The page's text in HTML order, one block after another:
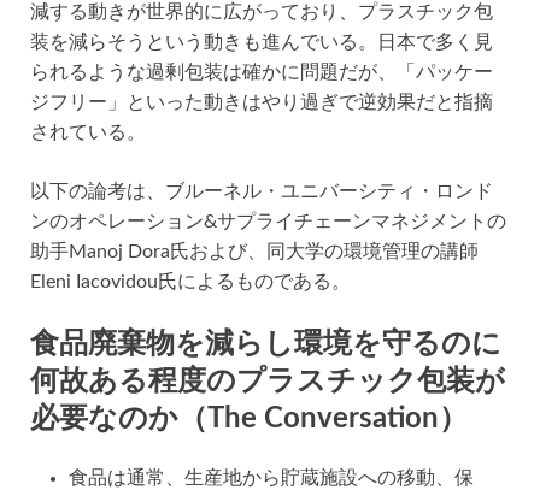
減する動きが世界的に広がっており、プラスチック包
装を減らそうという動きも進んでいる。日本で多く見
られるような過剰包装は確かに問題だが、「パッケー
ジフリー」といった動きはやり過ぎで逆効果だと指摘
されている。
以下の論考は、ブルーネル・ユニバーシティ・ロンド
ンのオペレーション&サプライチェーンマネジメントの
助手Manoj Dora氏および、同大学の環境管理の講師
Eleni Iacovidou氏によるものである。
食品廃棄物を減らし環境を守るのに
何故ある程度のプラスチック包装が
必要なのか（The Conversation）
食品は通常、生産地から貯蔵施設への移動、保